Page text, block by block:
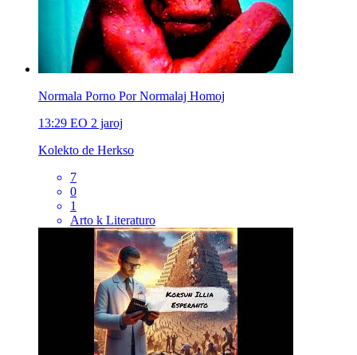
Normala Porno Por Normalaj Homoj
13:29 EO 2 jaroj
Kolekto de Herkso
7
0
1
Arto k Literaturo